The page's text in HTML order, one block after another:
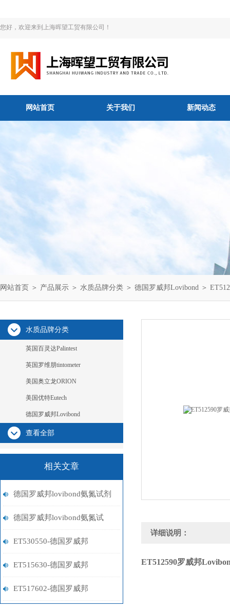
您好，欢迎来到上海晖望工贸有限公司！
网站首页 关于我们 新闻动态
网站首页 ＞ 产品展示 ＞ 水质品牌分类 ＞ 德国罗威邦Lovibond ＞
水质品牌分类
英国百灵达Palintest
英国罗维朋tintometer
美国奥立龙ORION
美国优特Eutech
德国罗威邦Lovibond
查看全部
相关文章
德国罗威邦lovibond氨氮试剂
的储存条件与使用注意事项
德国罗威邦lovibond氨氮试
剂：环保监测的重要工具
ET530550-德国罗威邦
Lovibond铁试剂
ET515630-德国罗威邦
Lovibond镍试剂
ET517602-德国罗威邦
详细说明：
ET512590罗威邦